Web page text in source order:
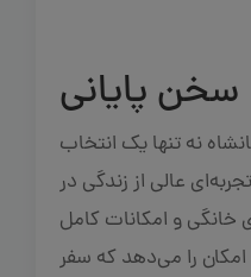
سخن پایانی
نه تنها یک انتخاب
عالی از زندگی در
و امکانات کامل
امکان را می‌دهد که سفر